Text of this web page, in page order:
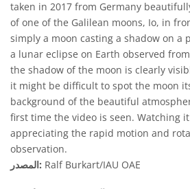
taken in 2017 from Germany
of one of the Galilean moons, Io, in
simply a moon casting a shadow on a
a lunar eclipse on Earth observed
the shadow of the moon is clearly
it might be difficult to spot the moon
background of the beautiful
first time the video is seen. Watching
appreciating the rapid motion and
observation.
المصدر: Ralf Burkart/IAU OAE